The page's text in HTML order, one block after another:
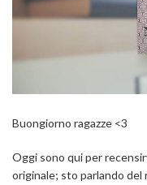
Buongiorno ragazze <3
Oggi sono qui per
originale; sto parlando del